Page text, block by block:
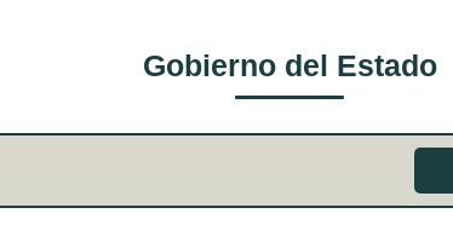
Gobierno del Estado